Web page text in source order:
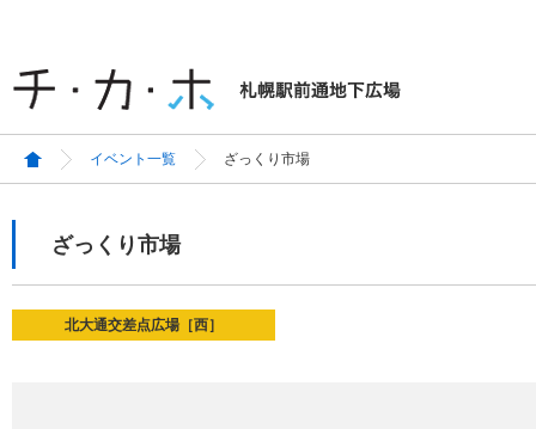
イベント一覧 ざっくり市場
ざっくり市場
北大通交差点広場［西］